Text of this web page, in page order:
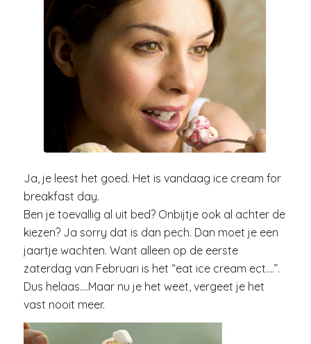
Ja, je leest het goed. Het is vandaag ice cream for
breakfast day.
Ben je toevallig al uit bed? Onbijtje ook al achter de
kiezen? Ja sorry dat is dan pech. Dan moet je een
jaartje wachten. Want alleen op de eerste
zaterdag van Februari is het “eat ice cream ect….”.
Dus helaas….Maar nu je het weet, vergeet je het
vast nooit meer.